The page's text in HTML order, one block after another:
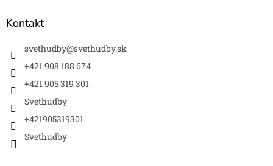
Kontakt
svethudby@svethudby.sk
+421 908 188 674
+421 905 319 301
Svethudby
+421905319301
Svethudby